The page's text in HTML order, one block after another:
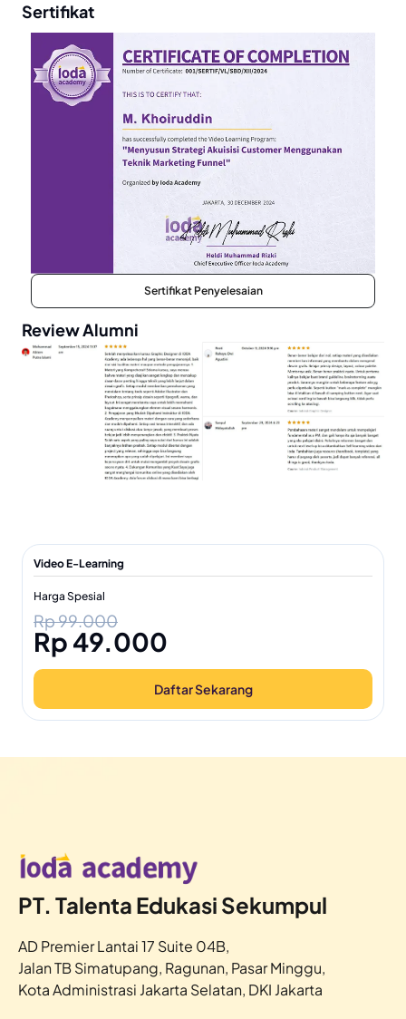
Bagian 5: Lean Methodology dan Validasi
melalui MVP
Sertifikat
Sertifikat Penyelesaian
Review Alumni
Video E-Learning
Harga Spesial
Rp 99.000
Rp 49.000
Daftar Sekarang
PT. Talenta Edukasi Sekumpul
AD Premier Lantai 17 Suite 04B,
Jalan TB Simatupang, Ragunan, Pasar Minggu,
Kota Administrasi Jakarta Selatan, DKI Jakarta